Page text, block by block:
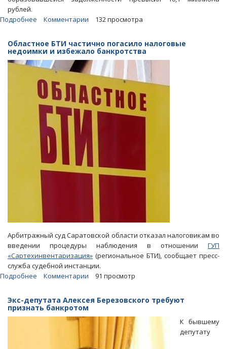
рублей.
Подробнее
стекла
грозит
банкротство,
начались
задержки
зарплаты
Комментарии 132 просмотра
Областное БТИ частично погасило налоговые
недоимки и избежало банкротства
Арбитражный суд Саратовской области отказал налоговикам во
введении процедуры наблюдения в отношении ГУП
«Сартехинвентаризация» (региональное БТИ), сообщает пресс-
служба судебной инстанции.
Подробнее
частично
погасило
Комментарии 91 просмотр
Экс-депутата Алексея Березовского требуют
признать банкротом
К бывшему
депутату